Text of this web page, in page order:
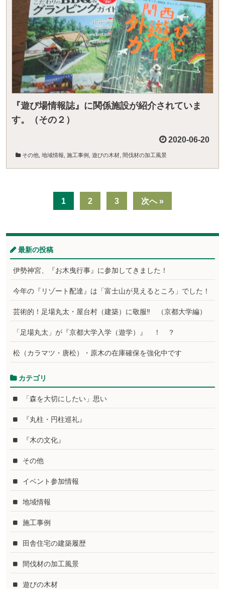
『遊び場情報誌』に関係施設が紹介されていま
す。（その２）
2020-06-20
その他 地域情報 施工事例 遊びの木材 間伐材の加工風景
1 2 3 次へ »
最新の投稿
伊勢神宮、『お木曳行事』に参加してきました！
今年の『リゾート配達』は「富士山が見えるところ」でした！
芸術的！足場丸太・屋台村（建築）に敬服‼ （京都大学編）
「足場丸太」が『京都大学入学（遊学）』 ！ ？
松（カラマツ・唐松）・原木の在庫確保を強化中です
カテゴリ
「森を大切にしたい」思い
『丸柱・円柱巡礼』
『木の文化』
その他
イベント参加情報
地域情報
施工事例
田舎住宅の建築履歴
間伐材の加工風景
遊びの木材